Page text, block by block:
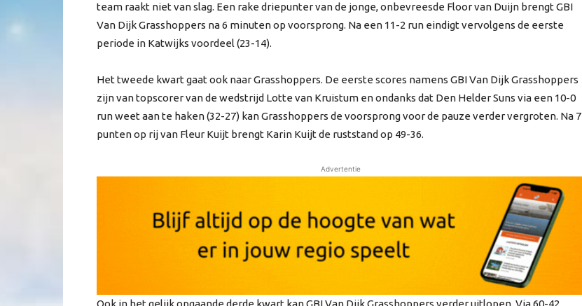
team raakt niet van slag. Een rake driepunter van de jonge, onbevreesde Floor van Duijn brengt GBI
Van Dijk Grasshoppers na 6 minuten op voorsprong. Na een 11-2 run eindigt vervolgens de eerste
periode in Katwijks voordeel (23-14).
Het tweede kwart gaat ook naar Grasshoppers. De eerste scores namens GBI Van Dijk Grasshoppers
zijn van topscorer van de wedstrijd Lotte van Kruistum en ondanks dat Den Helder Suns via een 10-0
run weet aan te haken (32-27) kan Grasshoppers de voorsprong voor de pauze verder vergroten. Na 7
punten op rij van Fleur Kuijt brengt Karin Kuijt de ruststand op 49-36.
Advertentie
Ook in het gelijk opgaande derde kwart kan GBI Van Dijk Grasshoppers verder uitlopen. Via 60-42